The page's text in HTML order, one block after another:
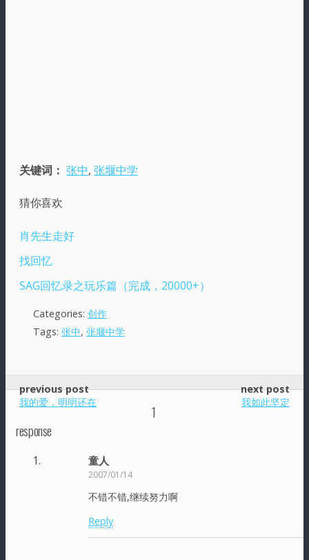
关键词： 张中, 张堰中学
猜你喜欢
肖先生走好
找回忆
SAG回忆录之玩乐篇（完成，20000+）
Categories: 创作
Tags: 张中, 张堰中学
previous post
我的爱，明明还在
next post
我如此坚定
1
response
童人
2007/01/14
不错不错,继续努力啊
Reply